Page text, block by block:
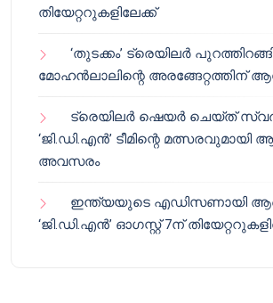
തിയേറ്ററുകളിലേക്ക്
‘തുടക്കം’ ട്രെയിലർ
മോഹൻലാലിന്റെ അരങ്ങേറ്റത്തിന്
ട്രെയിലർ ഷെയർ ചെയ്‌ത്
‘ജി.ഡി.എൻ’ ടീമിന്റെ മത്സരവുമായി
അവസരം
ഇന്ത്യയുടെ എഡിസണായി
‘ജി.ഡി.എൻ’ ഓഗസ്റ്റ് 7ന്